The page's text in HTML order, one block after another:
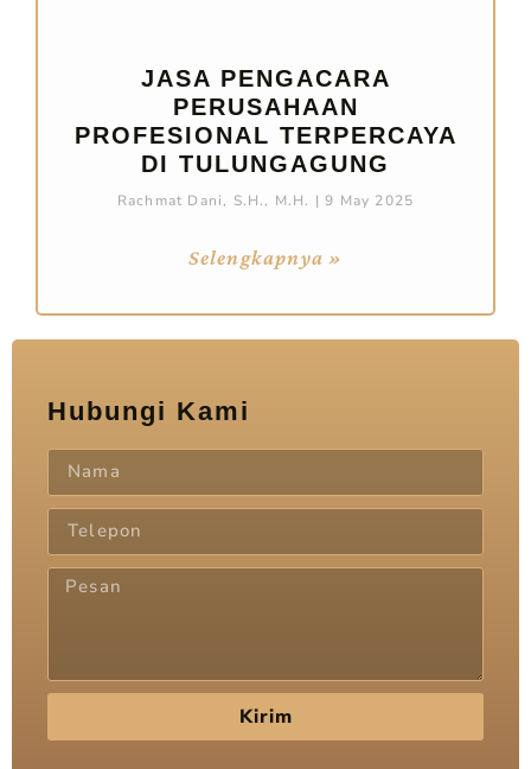
JASA PENGACARA
PERUSAHAAN
PROFESIONAL TERPERCAYA
DI TULUNGAGUNG
Rachmat Dani, S.H., M.H. 9 May 2025
Selengkapnya »
Hubungi Kami
Kirim